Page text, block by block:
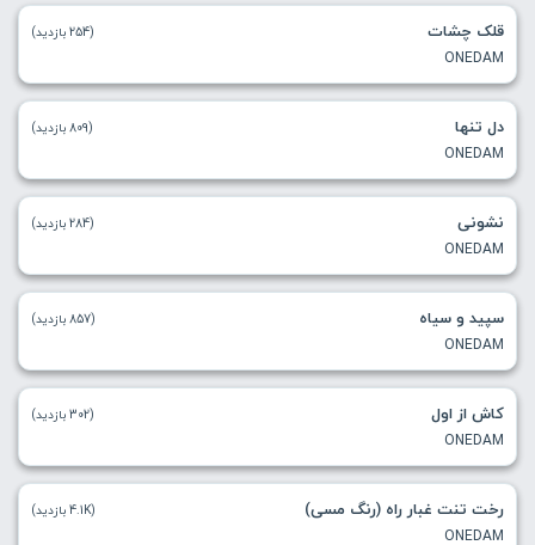
قلک چشات
ONEDAM
(254 بازدید)
دل تنها
ONEDAM
(809 بازدید)
نشونی
ONEDAM
(284 بازدید)
سپید و سیاه
ONEDAM
(857 بازدید)
کاش از اول
ONEDAM
(302 بازدید)
رخت تنت غبار راه (رنگ مسی)
ONEDAM
(4.1K بازدید)